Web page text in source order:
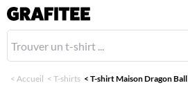
< Accueil < T-shirts < T-shirt Maison Dragon Ball